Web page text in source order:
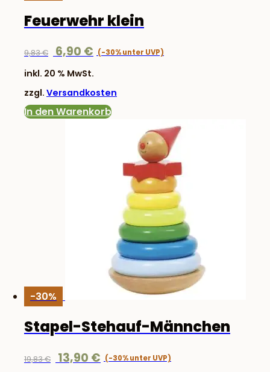
Feuerwehr klein
9,83€
Ursprünglicher
war:
9,83 €
6,90€
inkl. 20 % MwSt.
zzgl. Versandkosten
In den Warenkorb
-30%
Stapel-Stehauf-Männchen
19,83€
Ursprünglicher
13,90 €